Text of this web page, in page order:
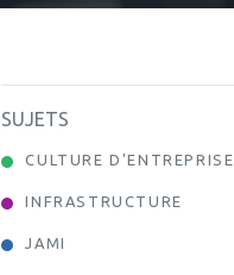
SUJETS
CULTURE D'ENTREPRISE
INFRASTRUCTURE
JAMI